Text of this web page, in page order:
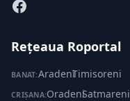
Rețeaua Roportal
BANAT:Aradeni·Timisoreni
CRIȘANA:Oradeni·Satmareni